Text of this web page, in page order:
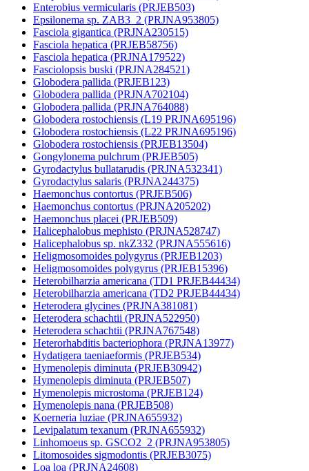
Enterobius vermicularis (PRJEB503)
Epsilonema sp. ZAB3_2 (PRJNA953805)
Fasciola gigantica (PRJNA230515)
Fasciola hepatica (PRJEB58756)
Fasciola hepatica (PRJNA179522)
Fasciolopsis buski (PRJNA284521)
Globodera pallida (PRJEB123)
Globodera pallida (PRJNA702104)
Globodera pallida (PRJNA764088)
Globodera rostochiensis (L19 PRJNA695196)
Globodera rostochiensis (L22 PRJNA695196)
Globodera rostochiensis (PRJEB13504)
Gongylonema pulchrum (PRJEB505)
Gyrodactylus bullatarudis (PRJNA532341)
Gyrodactylus salaris (PRJNA244375)
Haemonchus contortus (PRJEB506)
Haemonchus contortus (PRJNA205202)
Haemonchus placei (PRJEB509)
Halicephalobus mephisto (PRJNA528747)
Halicephalobus sp. nkZ332 (PRJNA555616)
Heligmosomoides polygyrus (PRJEB1203)
Heligmosomoides polygyrus (PRJEB15396)
Heterobilharzia americana (TD1 PRJEB44434)
Heterobilharzia americana (TD2 PRJEB44434)
Heterodera glycines (PRJNA381081)
Heterodera schachtii (PRJNA522950)
Heterodera schachtii (PRJNA767548)
Heterorhabditis bacteriophora (PRJNA13977)
Hydatigera taeniaeformis (PRJEB534)
Hymenolepis diminuta (PRJEB30942)
Hymenolepis diminuta (PRJEB507)
Hymenolepis microstoma (PRJEB124)
Hymenolepis nana (PRJEB508)
Koerneria luziae (PRJNA655932)
Levipalatum texanum (PRJNA655932)
Linhomoeus sp. GSCO2_2 (PRJNA953805)
Litomosoides sigmodontis (PRJEB3075)
Loa loa (PRJNA24608)